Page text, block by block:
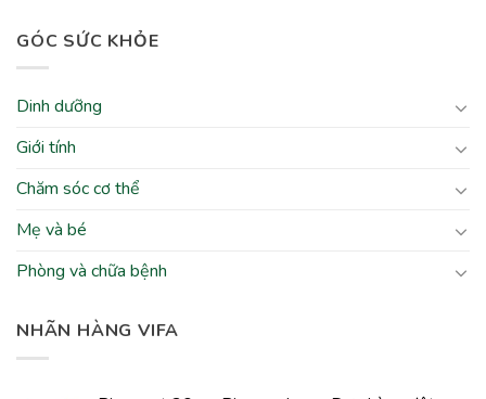
GÓC SỨC KHỎE
Dinh dưỡng
Giới tính
Chăm sóc cơ thể
Mẹ và bé
Phòng và chữa bệnh
NHÃN HÀNG VIFA